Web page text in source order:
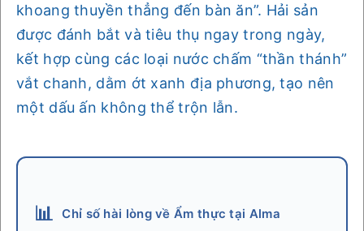
khoang thuyền thẳng đến bàn ăn”. Hải sản
được đánh bắt và tiêu thụ ngay trong ngày,
kết hợp cùng các loại nước chấm “thần thánh”
vắt chanh, dằm ớt xanh địa phương, tạo nên
một dấu ấn không thể trộn lẫn.
📊 Chỉ số hài lòng về Ẩm thực tại Alma